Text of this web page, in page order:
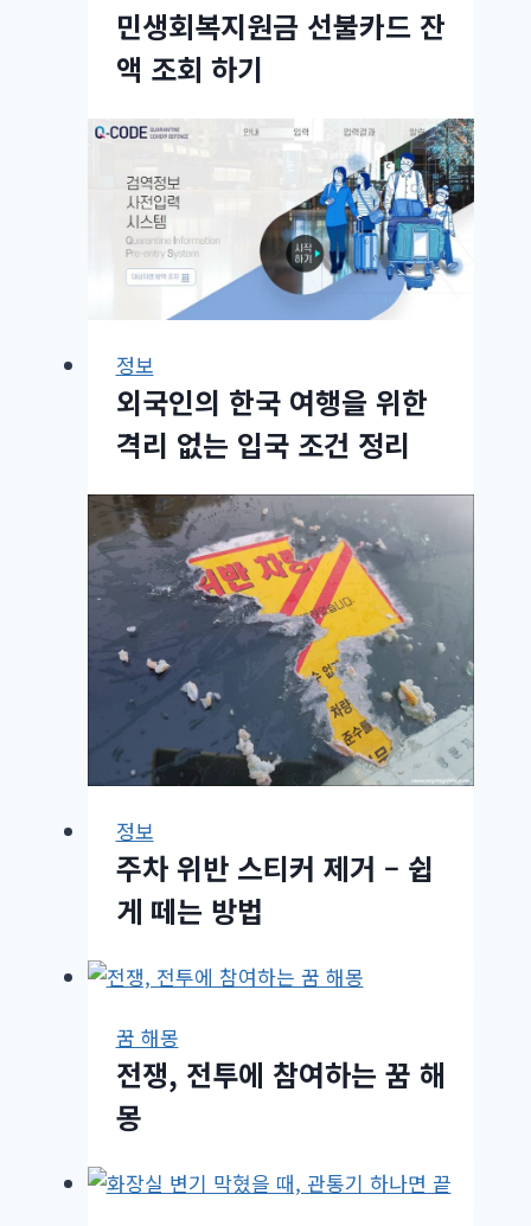
민생회복지원금 선불카드 잔
액 조회 하기
정보
외국인의 한국 여행을 위한
격리 없는 입국 조건 정리
정보
주차 위반 스티커 제거 – 쉽
게 떼는 방법
꿈 해몽
전쟁, 전투에 참여하는 꿈 해
몽